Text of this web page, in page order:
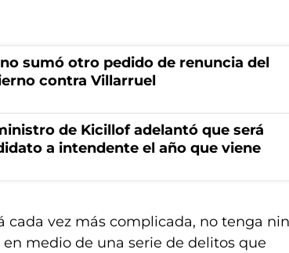
sumó otro pedido de renuncia del
contra Villarruel
de Kicillof adelantó que será
a intendente el año que viene
cada vez más complicada, no tenga
medio de una serie de delitos que